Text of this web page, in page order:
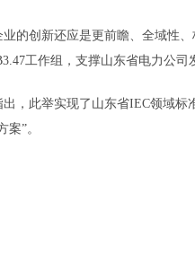
创新还应是更前瞻、全域性、
工作组，支撑山东省电力公司
此举实现了山东省IEC领域标
”。